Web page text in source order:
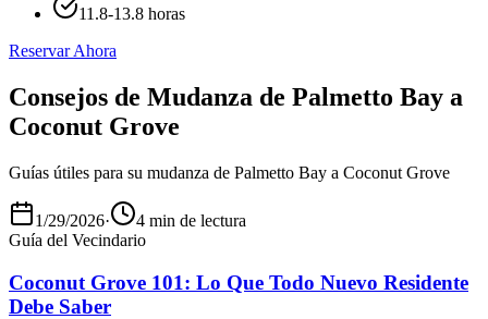
11.8-13.8 horas
Reservar Ahora
Consejos de Mudanza de Palmetto Bay a
Coconut Grove
Guías útiles para su mudanza de Palmetto Bay a Coconut Grove
1/29/2026·
4 min de lectura
Guía del Vecindario
Coconut Grove 101: Lo Que Todo Nuevo Residente
Debe Saber